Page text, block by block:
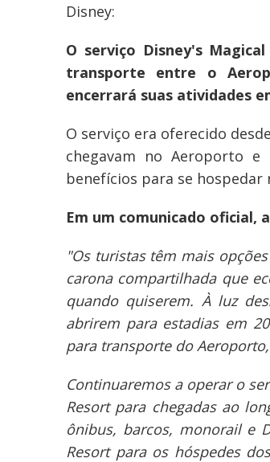
Disney:
O serviço Disney's
transporte entre o
encerrará suas atividades
O serviço era oferecido
chegavam no Aeroporto
benefícios para se hospedar
Em um comunicado oficial,
"Os turistas têm mais
carona compartilhada que
quando quiserem. À luz
abrirem para estadias em
para transporte do
Continuaremos a operar o
Resort para chegadas ao
ônibus, barcos, monorail e
Resort para os hóspedes